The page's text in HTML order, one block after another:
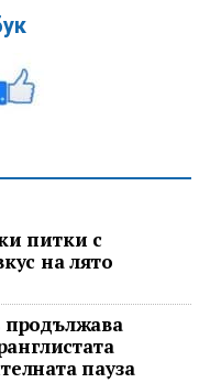
питки с
на лято
пауза